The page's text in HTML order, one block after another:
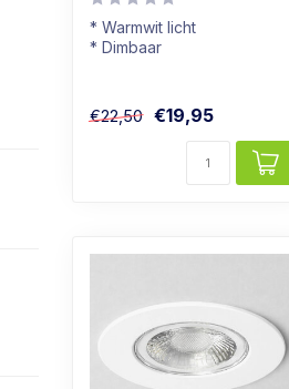
* Warmwit licht
* Dimbaar
€22,50 €19,95